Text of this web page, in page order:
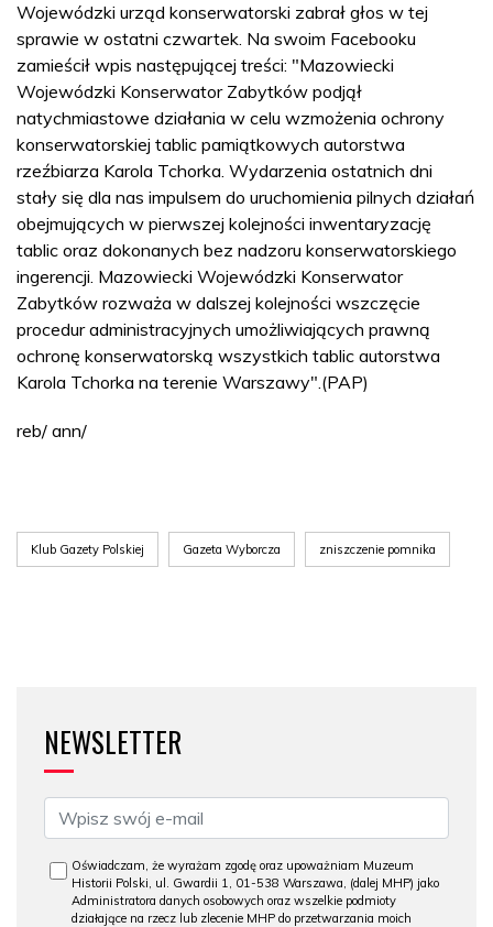
Wojewódzki urząd konserwatorski zabrał głos w tej
sprawie w ostatni czwartek. Na swoim Facebooku
zamieścił wpis następującej treści: "Mazowiecki
Wojewódzki Konserwator Zabytków podjął
natychmiastowe działania w celu wzmożenia ochrony
konserwatorskiej tablic pamiątkowych autorstwa
rzeźbiarza Karola Tchorka. Wydarzenia ostatnich dni
stały się dla nas impulsem do uruchomienia pilnych działań
obejmujących w pierwszej kolejności inwentaryzację
tablic oraz dokonanych bez nadzoru konserwatorskiego
ingerencji. Mazowiecki Wojewódzki Konserwator
Zabytków rozważa w dalszej kolejności wszczęcie
procedur administracyjnych umożliwiających prawną
ochronę konserwatorską wszystkich tablic autorstwa
Karola Tchorka na terenie Warszawy".(PAP)
reb/ ann/
Klub Gazety Polskiej Gazeta Wyborcza zniszczenie pomnika
NEWSLETTER
Oświadczam, że wyrażam zgodę oraz upoważniam Muzeum
Historii Polski, ul. Gwardii 1, 01-538 Warszawa, (dalej MHP) jako
Administratora danych osobowych oraz wszelkie podmioty
działające na rzecz lub zlecenie MHP do przetwarzania moich